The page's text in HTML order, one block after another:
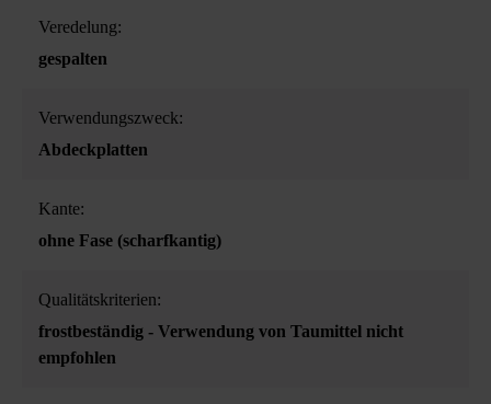
Veredelung:
gespalten
Verwendungszweck:
Abdeckplatten
Kante:
ohne Fase (scharfkantig)
Qualitätskriterien:
frostbeständig - Verwendung von Taumittel nicht
empfohlen